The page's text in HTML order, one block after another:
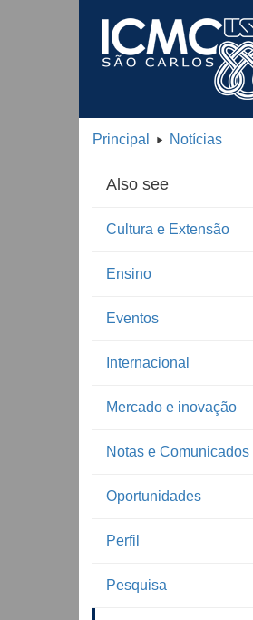
Principal Notícias
Also see
Cultura e Extensão
Ensino
Eventos
Internacional
Mercado e inovação
Notas e Comunicados
Oportunidades
Perfil
Pesquisa